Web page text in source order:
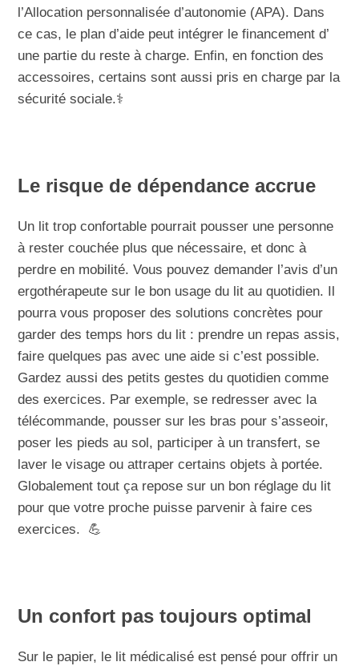
l’Allocation personnalisée d’autonomie (APA). Dans
ce cas, le plan d’aide peut intégrer le financement d’
une partie du reste à charge. Enfin, en fonction des
accessoires, certains sont aussi pris en charge par la
sécurité sociale.⚕️
Le risque de dépendance accrue
Un lit trop confortable pourrait pousser une personne
à rester couchée plus que nécessaire, et donc à
perdre en mobilité. Vous pouvez demander l’avis d’un
ergothérapeute sur le bon usage du lit au quotidien. Il
pourra vous proposer des solutions concrètes pour
garder des temps hors du lit : prendre un repas assis,
faire quelques pas avec une aide si c’est possible.
Gardez aussi des petits gestes du quotidien comme
des exercices. Par exemple, se redresser avec la
télécommande, pousser sur les bras pour s’asseoir,
poser les pieds au sol, participer à un transfert, se
laver le visage ou attraper certains objets à portée.
Globalement tout ça repose sur un bon réglage du lit
pour que votre proche puisse parvenir à faire ces
exercices. 💪
Un confort pas toujours optimal
Sur le papier, le lit médicalisé est pensé pour offrir un